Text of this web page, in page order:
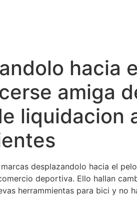
hacia
amiga
liquidacion
desplazandolo hacia el
deportiva. Ello hallan
herrammientas para bici y no